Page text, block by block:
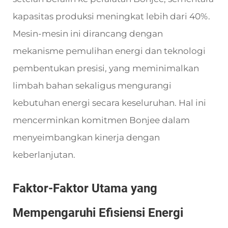
kapasitas produksi meningkat lebih dari 40%.
Mesin-mesin ini dirancang dengan
mekanisme pemulihan energi dan teknologi
pembentukan presisi, yang meminimalkan
limbah bahan sekaligus mengurangi
kebutuhan energi secara keseluruhan. Hal ini
mencerminkan komitmen Bonjee dalam
menyeimbangkan kinerja dengan
keberlanjutan.
Faktor-Faktor Utama yang
Mempengaruhi Efisiensi Energi